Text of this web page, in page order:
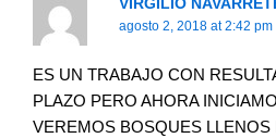
VIRGILIO
agosto 2, 2018 at 2:42 pm
ES UN TRABAJO CON
PLAZO PERO AHORA
VEREMOS BOSQUES LLENOS